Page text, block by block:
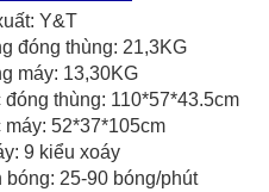
Y&T
đóng thùng: 21,3KG
máy: 13,30KG
thùng: 110*57*43.5cm
52*37*105cm
9 kiểu xoáy
bóng: 25-90 bóng/phút